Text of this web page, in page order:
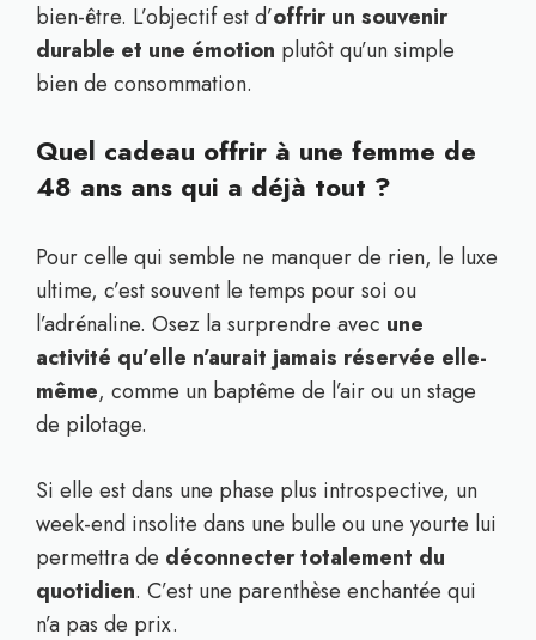
bien-être. L’objectif est d’offrir un souvenir
durable et une émotion plutôt qu’un simple
bien de consommation.
Quel cadeau offrir à une femme de
48 ans ans qui a déjà tout ?
Pour celle qui semble ne manquer de rien, le luxe
ultime, c’est souvent le temps pour soi ou
l’adrénaline. Osez la surprendre avec une
activité qu’elle n’aurait jamais réservée elle-
même, comme un baptême de l’air ou un stage
de pilotage.
Si elle est dans une phase plus introspective, un
week-end insolite dans une bulle ou une yourte lui
permettra de déconnecter totalement du
quotidien. C’est une parenthèse enchantée qui
n’a pas de prix.